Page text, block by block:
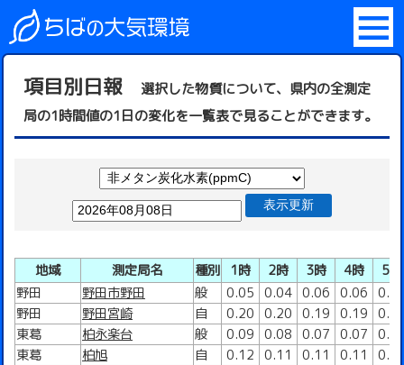
項目別日報
選択した物質について、県内の全測定
局の1時間値の1日の変化を一覧表で見ることができます。
表示更新
地域 測定局名 種別 1時 2時 3時 4時
5時
野田
野田市野田 般 0.05 0.04 0.06 0.06
野田
野田宮崎 自 0.20 0.20 0.19 0.19
東葛
柏永楽台 般 0.09 0.08 0.07 0.07
東葛
柏旭 自 0.12 0.11 0.11 0.11